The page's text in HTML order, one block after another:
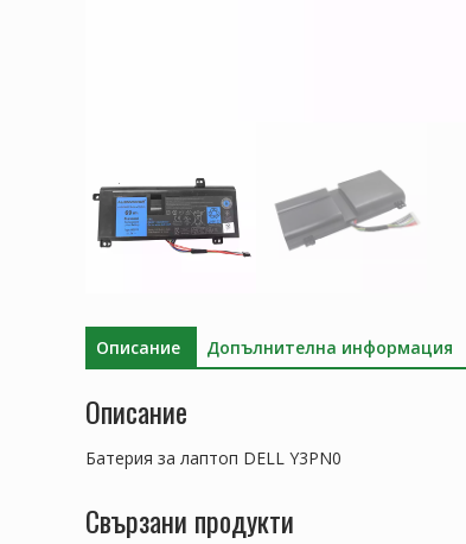
Описание Допълнителна информация
Описание
Батерия за лаптоп DELL Y3PN0
Свързани продукти